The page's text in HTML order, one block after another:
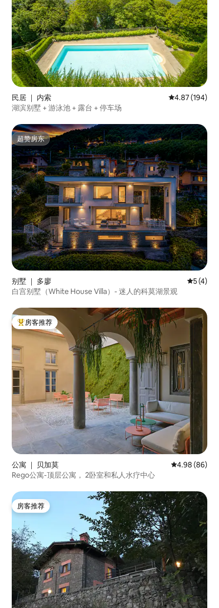
民居 ｜ 内索 平均评分 4.87
4.87 (194)
湖滨别墅 + 游泳池 + 露台 + 停车场
超赞房东
超赞房东
别墅 ｜ 多廖 平均评分
5 (4)
白宫别墅（White House Villa）- 迷人的科莫湖景观
热门「房客推荐」
房客推荐
公寓 ｜ 贝加莫 平均评分 4.98
4.98 (86)
Rego公寓-顶层公寓， 2卧室和私人水疗中心
房客推荐
房客推荐